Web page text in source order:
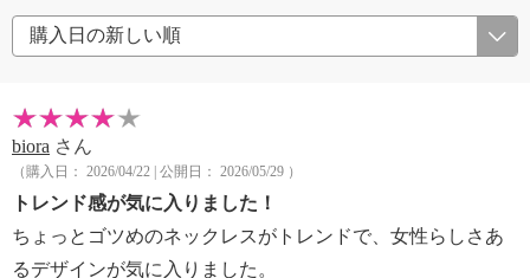
biora さん
（購入日： 2026/04/22 | 公開日： 2026/05/29 ）
トレンド感が気に入りました！
ちょっとゴツめのネックレスがトレンドで、女性らしさあ
るデザインが気に入りました。